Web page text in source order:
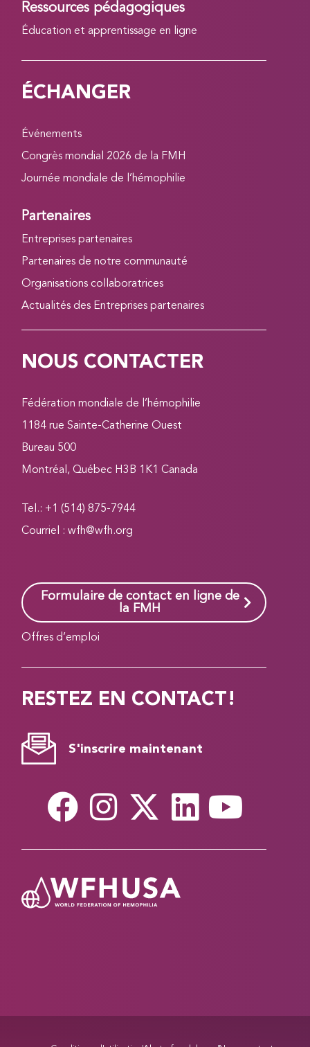
Ressources pédagogiques
Éducation et apprentissage en ligne
ÉCHANGER
Événements
Congrès mondial 2026 de la FMH
Journée mondiale de l’hémophilie
Partenaires
Entreprises partenaires
Partenaires de notre communauté
Organisations collaboratrices
Actualités des Entreprises partenaires
NOUS CONTACTER
Fédération mondiale de l’hémophilie
1184 rue Sainte-Catherine Ouest
Bureau 500
Montréal, Québec H3B 1K1 Canada
Tel.: +1 (514) 875-7944
Courriel :wfh@wfh.org
Formulaire de contact en ligne de
la FMH
Offres d’emploi
RESTEZ EN CONTACT!
S'inscrire maintenant